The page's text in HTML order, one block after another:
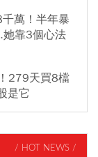
萬！半年暴
靠3個心法
279天買8檔
是它
/ HOT NEWS /